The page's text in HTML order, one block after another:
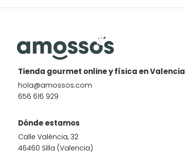
Tienda gourmet online y física en Valencia
hola@amossos.com
656 616 929
Dónde estamos
Calle València, 32
46460 Silla (Valencia)